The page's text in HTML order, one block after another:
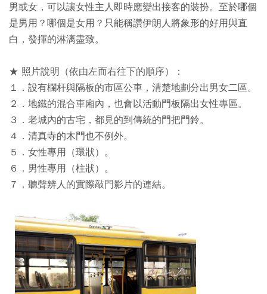
男或女，可以讓女性主人即時應變出接客的裝扮。至於哪個
是男用？哪個是女用？只能稱讚伊朗人將象形的好用與直
白，發揮的淋漓盡致。
★ 照片說明（依由左而右往下的順序）：
１．設有欄杆與隔板的市區公車，清楚地劃分出男女二區。
２．地鐵的混合車廂內，也會以活動門板隔出女性專區。
３．老城內的古宅，都見的到傳統的門把門鈴。
４．清真寺的木門也不例外。
５．女性專用（環狀）。
６．男性專用（柱狀）。
７．聽聲辨人的實際敲門影片的連結。